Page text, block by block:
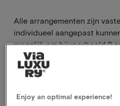
Alle arrangementen zijn
individueel aangepast
mogelijk om bijvoorbeeld 2
te boeken. Hiervoor moet je
boekingsproces doorlopen.
altijd bij de speciale wensen
Enjoy an optimal experience!